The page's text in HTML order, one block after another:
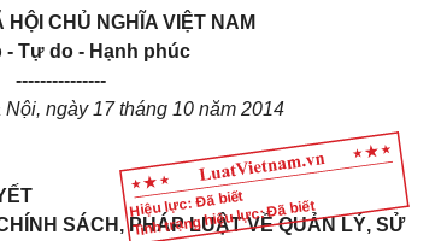
Hiệu lực: Đã biết
Tình trạng hiệu lực: Đã biết
HỘI CHỦ NGHĨA VIỆT NAM
- Tự do - Hạnh phúc
---------------
Nội, ngày 17 tháng 10 năm 2014
SÁCH, PHÁP LUẬT VỀ QUẢN LÝ, SỬ